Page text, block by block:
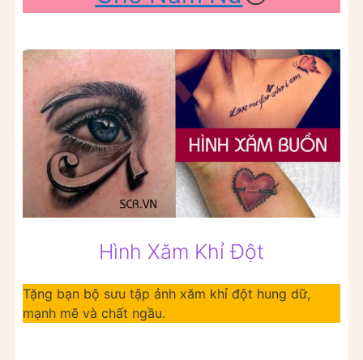
Hình Xăm Khỉ Đột
Tặng bạn bộ sưu tập ảnh xăm khỉ đột hung dữ,
mạnh mẽ và chất ngầu.